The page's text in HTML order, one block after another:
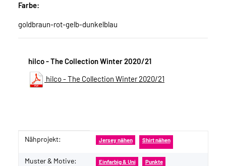
Farbe:
goldbraun-rot-gelb-dunkelblau
hilco - The Collection Winter 2020/21
hilco - The Collection Winter 2020/21
Produkteigenschaft
Wert
Nähprojekt: Jersey nähen Shirt nähen
Muster & Motive: Einfarbig & Uni Punkte